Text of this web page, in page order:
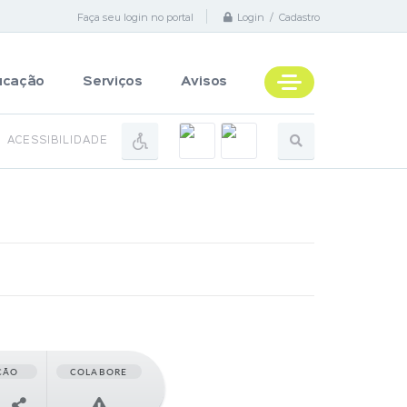
Faça seu login no portal Login / Cadastro
Serviços Avisos
ACESSIBILIDADE
COLABORE